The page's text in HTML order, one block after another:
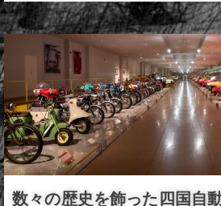
数々の歴史を飾った四国自